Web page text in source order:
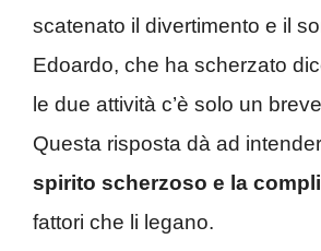
scatenato il divertimento e il
Edoardo, che ha scherzato
le due attività c’è solo un
Questa risposta dà ad
spirito scherzoso e la
fattori che li legano.